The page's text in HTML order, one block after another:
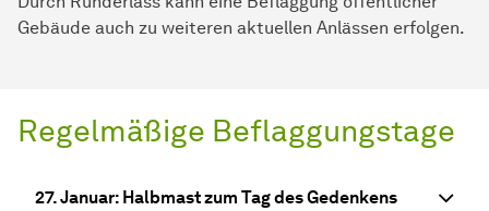
Gebäude auch zu weiteren aktuellen Anlässen erfolgen.
Regelmäßige Beflaggungstage
27. Januar: Halbmast zum Tag des Gedenkens